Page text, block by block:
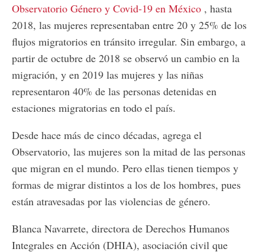
Observatorio Género y Covid-19 en México , hasta
2018, las mujeres representaban entre 20 y 25% de los
flujos migratorios en tránsito irregular. Sin embargo, a
partir de octubre de 2018 se observó un cambio en la
migración, y en 2019 las mujeres y las niñas
representaron 40% de las personas detenidas en
estaciones migratorias en todo el país.
Desde hace más de cinco décadas, agrega el
Observatorio, las mujeres son la mitad de las personas
que migran en el mundo. Pero ellas tienen tiempos y
formas de migrar distintos a los de los hombres, pues
están atravesadas por las violencias de género.
Blanca Navarrete, directora de Derechos Humanos
Integrales en Acción (DHIA), asociación civil que